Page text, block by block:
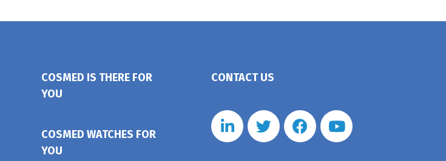
COSMED IS THERE FOR
YOU
COSMED WATCHES FOR
YOU
CONTACT US